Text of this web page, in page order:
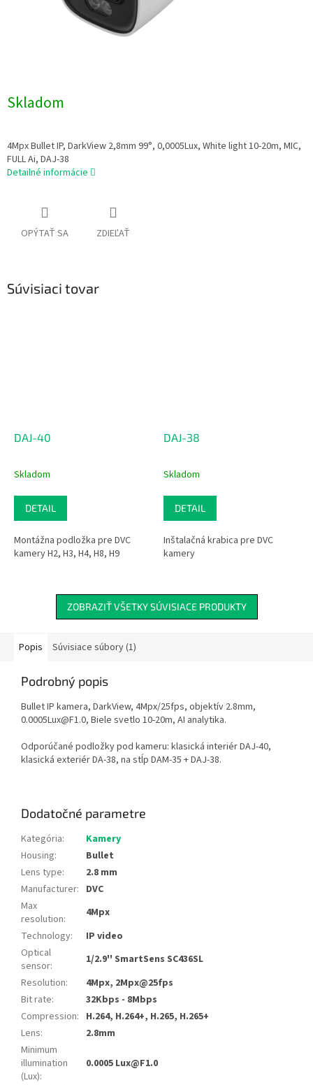
Skladom
4Mpx Bullet IP, DarkView 2,8mm 99°, 0,0005Lux, White light 10-20m, MIC,
FULL Ai, DAJ-38
Detailné informácie
OPÝTAŤ SA ZDIEĽAŤ
Súvisiaci tovar
DAJ-40
Skladom
DETAIL
Montážna podložka pre DVC
kamery H2, H3, H4, H8, H9
DAJ-38
Skladom
DETAIL
Inštalačná krabica pre DVC
kamery
ZOBRAZIŤ VŠETKY SÚVISIACE PRODUKTY
Popis Súvisiace súbory (1)
Podrobný popis
Bullet IP kamera, DarkView, 4Mpx/25fps, objektív 2.8mm,
0.0005Lux@F1.0, Biele svetlo 10-20m, AI analytika.
Odporúčané podložky pod kameru: klasická interiér DAJ-40,
klasická exteriér DA-38, na stĺp DAM-35 + DAJ-38.
Dodatočné parametre
Kategória:
Kamery
Housing:
Bullet
Lens type:
2.8 mm
Manufacturer: DVC
Max
resolution:
4Mpx
Technology:
IP video
Optical
sensor:
1/2.9'' SmartSens SC436SL
Resolution:
4Mpx, 2Mpx@25fps
Bit rate:
32Kbps - 8Mbps
Compression: H.264, H.264+, H.265, H.265+
Lens:
2.8mm
Minimum
illumination
(Lux):
0.0005 Lux@F1.0